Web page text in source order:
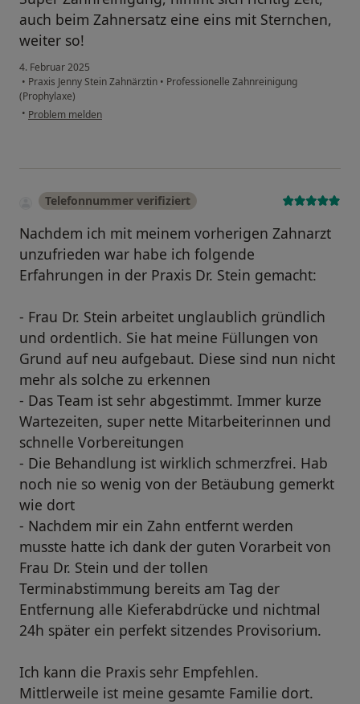
auch beim Zahnersatz eine eins mit Sternchen,
weiter so!
4. Februar 2025
• Praxis Jenny Stein Zahnärztin • Professionelle Zahnreinigung
(Prophylaxe)
• Problem melden
Telefonnummer verifiziert
Nachdem ich mit meinem vorherigen Zahnarzt
unzufrieden war habe ich folgende
Erfahrungen in der Praxis Dr. Stein gemacht:
- Frau Dr. Stein arbeitet unglaublich gründlich
und ordentlich. Sie hat meine Füllungen von
Grund auf neu aufgebaut. Diese sind nun nicht
mehr als solche zu erkennen
- Das Team ist sehr abgestimmt. Immer kurze
Wartezeiten, super nette Mitarbeiterinnen und
schnelle Vorbereitungen
- Die Behandlung ist wirklich schmerzfrei. Hab
noch nie so wenig von der Betäubung gemerkt
wie dort
- Nachdem mir ein Zahn entfernt werden
musste hatte ich dank der guten Vorarbeit von
Frau Dr. Stein und der tollen
Terminabstimmung bereits am Tag der
Entfernung alle Kieferabdrücke und nichtmal
24h später ein perfekt sitzendes Provisorium.
Ich kann die Praxis sehr Empfehlen.
Mittlerweile ist meine gesamte Familie dort.